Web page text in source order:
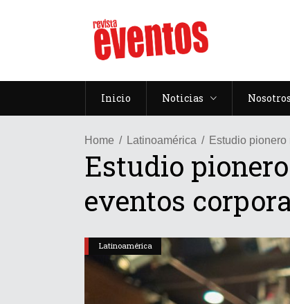
Inicio Noticias Nosotros
Home Latinoamérica Estudio
Estudio
eventos
Latinoamérica